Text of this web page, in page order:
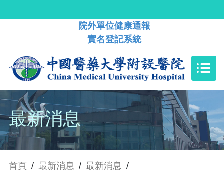
院外單位健康通報
實名登記系統
最新消息
首頁 / 最新消息 / 最新消息 /